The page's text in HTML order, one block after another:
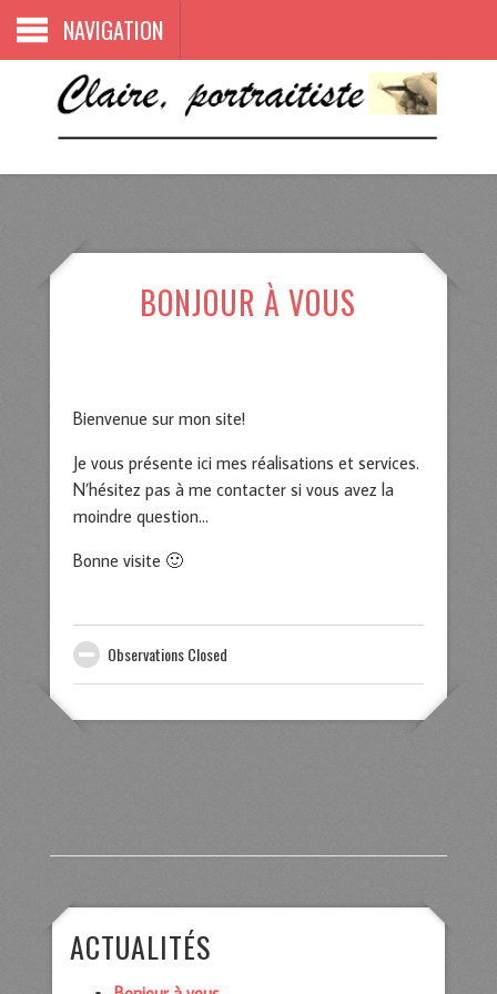
NAVIGATION
BONJOUR À VOUS
Bienvenue sur mon site!
Je vous présente ici mes réalisations et services.
N’hésitez pas à me contacter si vous avez la
moindre question…
Bonne visite 🙂
Observations Closed
ACTUALITÉS